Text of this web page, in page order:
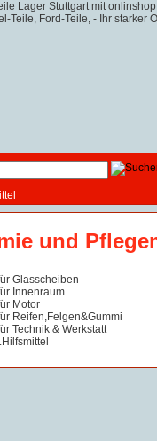
und
Glasscheiben
Innenraum
Motor
Reifen,Felgen&Gummi
Technik & Werkstatt